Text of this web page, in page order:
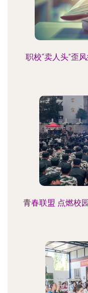
职校“卖人头”歪
青春联盟 点燃校